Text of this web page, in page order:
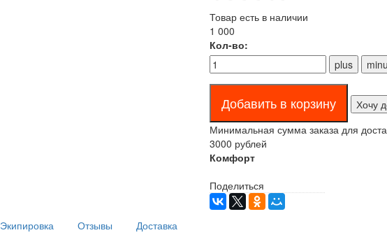
Товар есть в наличии
1 000
Кол-во:
Хочу
Минимальная сумма заказа для
3000 рублей
Комфорт
Поделиться
Экипировка Отзывы Доставка